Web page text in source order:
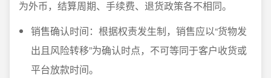
为外币，结算周期、手续费、退货政策各不相同。
销售确认时间：根据权责发生制，销售应以“货物发
出且风险转移”为确认时点，不可等同于客户收货或
平台放款时间。